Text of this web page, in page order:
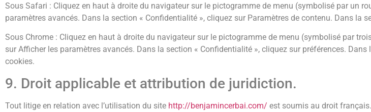
Sous Safari : Cliquez en haut à droite du navigateur sur le pictogramme de menu (symbolisé par un
paramètres avancés. Dans la section « Confidentialité », cliquez sur Paramètres de contenu. Dans la
Sous Chrome : Cliquez en haut à droite du navigateur sur le pictogramme de menu (symbolisé par
sur Afficher les paramètres avancés. Dans la section « Confidentialité », cliquez sur préférences.
cookies.
9. Droit applicable et attribution de juridiction.
Tout litige en relation avec l’utilisation du site http://benjamincerbai.com/ est soumis au droit